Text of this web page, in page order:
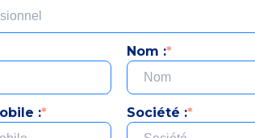
Nom :*
:* Société :*